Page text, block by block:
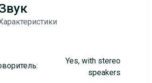
Yes, with stereo
speakers